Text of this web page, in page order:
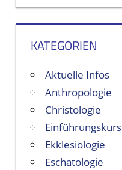
KATEGORIEN
Aktuelle Infos
Anthropologie
Christologie
Einführungskurs
Ekklesiologie
Eschatologie